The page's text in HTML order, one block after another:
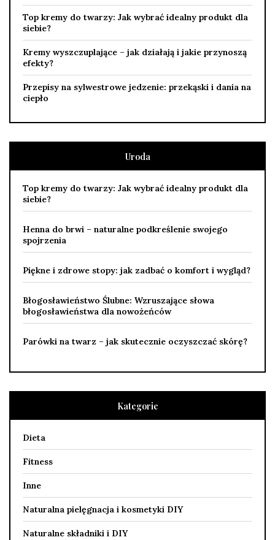
Top kremy do twarzy: Jak wybrać idealny produkt dla
siebie?
Kremy wyszczuplające – jak działają i jakie przynoszą
efekty?
Przepisy na sylwestrowe jedzenie: przekąski i dania na
ciepło
Uroda
Top kremy do twarzy: Jak wybrać idealny produkt dla
siebie?
Henna do brwi – naturalne podkreślenie swojego
spojrzenia
Piękne i zdrowe stopy: jak zadbać o komfort i wygląd?
Błogosławieństwo Ślubne: Wzruszające słowa
błogosławieństwa dla nowożeńców
Parówki na twarz – jak skutecznie oczyszczać skórę?
Kategorie
Dieta
Fitness
Inne
Naturalna pielęgnacja i kosmetyki DIY
Naturalne składniki i DIY